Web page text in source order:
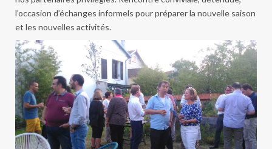
l’occasion d’échanges informels pour préparer la nouvelle saison
et les nouvelles activités.